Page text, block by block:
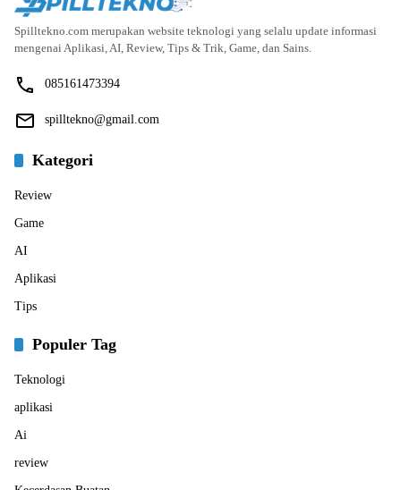
Spilltekno.com merupakan website teknologi yang selalu update informasi
mengenai Aplikasi, AI, Review, Tips & Trik, Game, dan Sains.
085161473394
spilltekno@gmail.com
Kategori
Review
Game
AI
Aplikasi
Tips
Populer Tag
Teknologi
aplikasi
Ai
review